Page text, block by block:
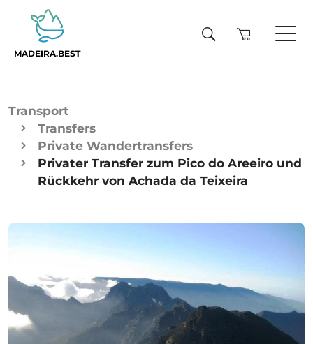
MADEIRA.BEST
Transport
Transfers
Private Wandertransfers
Privater Transfer zum Pico do Areeiro und
Rückkehr von Achada da Teixeira